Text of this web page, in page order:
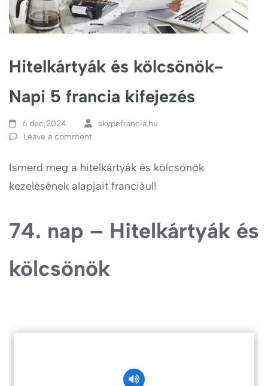
Hitelkártyák és kölcsönök-
Napi 5 francia kifejezés
6 dec,2024
skypefrancia.hu
Leave a comment
Ismerd meg a hitelkártyák és kölcsönök
kezelésének alapjait franciául!
74. nap – Hitelkártyák és
kölcsönök